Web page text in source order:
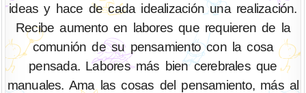
ideas y hace de cada idealización una realización.
Recibe aumento en labores que requieren de la
comunión de su pensamiento con la cosa
pensada. Labores más bien cerebrales que
manuales. Ama las cosas del pensamiento, más al